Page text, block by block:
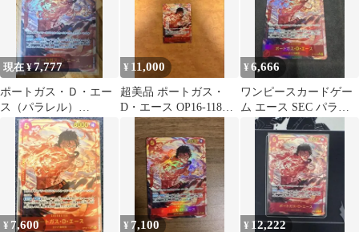
現在 ¥7,777
ポートガス・Ｄ・エー
ス（パラレル）
【SEC】OP16-118
¥ 11,000
超美品 ポートガス・
D・エース OP16-118
SECパラレル 決戦の
¥6,666
ワンピースカードゲー
ム エース SEC パラレ
ル OP16-118
¥ 7,600 ¥ 7,100 ¥ 12,222